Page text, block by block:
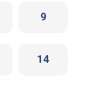
9
14